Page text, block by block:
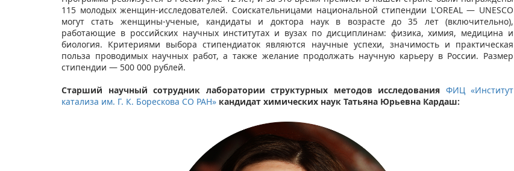
115 молодых женщин-исследователей. Соискательницами национальной стипендии L'OREAL — UNESCO
могут стать женщины-ученые, кандидаты и доктора наук в возрасте до 35 лет (включительно),
работающие в российских научных институтах и вузах по дисциплинам: физика, химия, медицина и
биология. Критериями выбора стипендиаток являются научные успехи, значимость и практическая
польза проводимых научных работ, а также желание продолжать научную карьеру в России. Размер
стипендии — 500 000 рублей.
Старший научный сотрудник лаборатории структурных методов исследования ФИЦ «Институт
катализа им. Г. К. Борескова СО РАН» кандидат химических наук Татьяна Юрьевна Кардаш: